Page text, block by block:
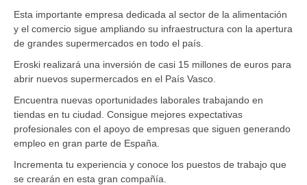
Esta importante empresa dedicada al sector de la alimentación
y el comercio sigue ampliando su infraestructura con la apertura
de grandes supermercados en todo el país.
Eroski realizará una inversión de casi 15 millones de euros para
abrir nuevos supermercados en el País Vasco.
Encuentra nuevas oportunidades laborales trabajando en
tiendas en tu ciudad. Consigue mejores expectativas
profesionales con el apoyo de empresas que siguen generando
empleo en gran parte de España.
Incrementa tu experiencia y conoce los puestos de trabajo que
se crearán en esta gran compañía.